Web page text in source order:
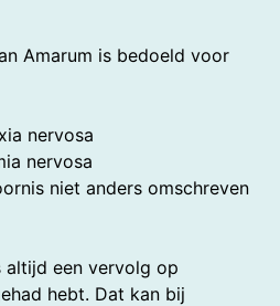
Amarum is bedoeld voor
nervosa
nervosa
niet anders omschreven
altijd een vervolg op
hebt. Dat kan bij